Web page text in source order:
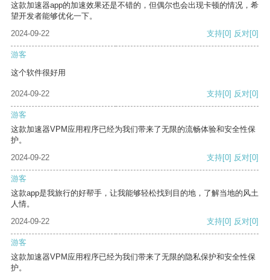
这款加速器app的加速效果还是不错的，但偶尔也会出现卡顿的情况，希
望开发者能够优化一下。
2024-09-22
支持[0] 反对[0]
游客
这个软件很好用
2024-09-22 支持[0] 反对[0]
游客
这款加速器VPM应用程序已经为我们带来了无限的流畅体验和安全性保
护。
2024-09-22
支持[0] 反对[0]
游客
这款app是我旅行的好帮手，让我能够轻松找到目的地，了解当地的风土
人情。
2024-09-22
支持[0] 反对[0]
游客
这款加速器VPM应用程序已经为我们带来了无限的隐私保护和安全性保
护。